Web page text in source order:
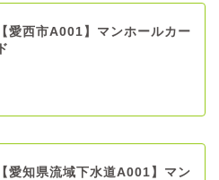
【愛西市A001】マンホールカー
ド
【愛知県流域下水道A001】マン